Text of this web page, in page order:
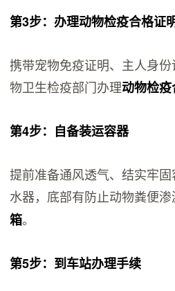
第3步：办理动物检疫合格证
携带宠物免疫证明、主人身
物卫生检疫部门办理动物检
第4步：自备装运容器
提前准备通风透气、结实牢
水器，底部有防止动物粪便
箱。
第5步：到车站办理手续